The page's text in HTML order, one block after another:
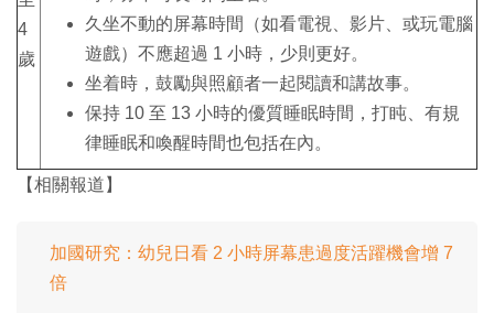
4
歲
久坐不動的屏幕時間（如看電視、影片、或玩電腦
遊戲）不應超過 1 小時，少則更好。
坐着時，鼓勵與照顧者一起閱讀和講故事。
保持 10 至 13 小時的優質睡眠時間，打盹、有規
律睡眠和喚醒時間也包括在內。
【相關報道】
加國研究：幼兒日看 2 小時屏幕患過度活躍機會增 7
倍